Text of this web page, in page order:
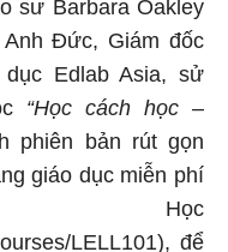
Đức, Giám đốc
Edlab Asia, sử
“Học cách học –
phiên bản rút gọn
giáo dục miễn phí
Học
LELL101), để